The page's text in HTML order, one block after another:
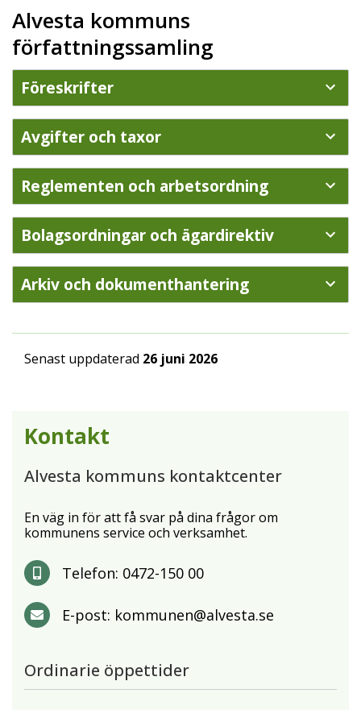
Alvesta kommuns
författningssamling
Föreskrifter
Avgifter och taxor
Reglementen och arbetsordning
Bolagsordningar och ägardirektiv
Arkiv och dokumenthantering
Senast uppdaterad 26 juni 2026
Kontakt
Alvesta kommuns kontaktcenter
En väg in för att få svar på dina frågor om
kommunens service och verksamhet.
Telefon: 0472-150 00
E-post: kommunen@alvesta.se
Ordinarie öppettider